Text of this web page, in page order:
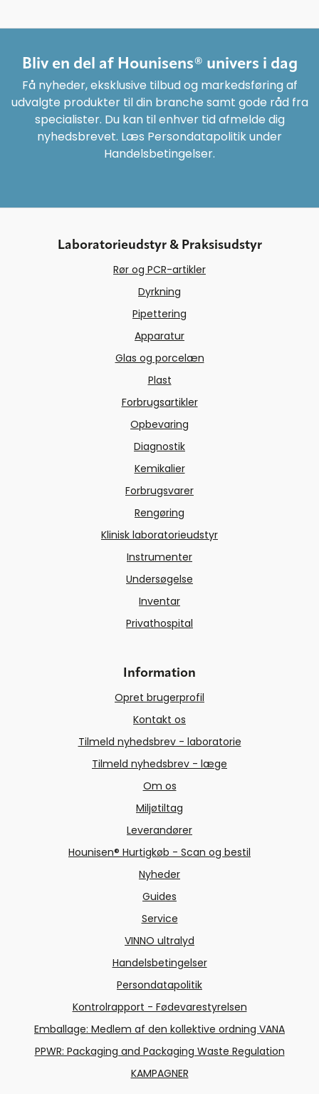
Bliv en del af Hounisens® univers i dag
Få nyheder, eksklusive tilbud og markedsføring af
udvalgte produkter til din branche samt gode råd fra
specialister. Du kan til enhver tid afmelde dig
nyhedsbrevet. Læs Persondatapolitik under
Handelsbetingelser.
Laboratorieudstyr & Praksisudstyr
Rør og PCR-artikler
Dyrkning
Pipettering
Apparatur
Glas og porcelæn
Plast
Forbrugsartikler
Opbevaring
Diagnostik
Kemikalier
Forbrugsvarer
Rengøring
Klinisk laboratorieudstyr
Instrumenter
Undersøgelse
Inventar
Privathospital
Information
Opret brugerprofil
Kontakt os
Tilmeld nyhedsbrev - laboratorie
Tilmeld nyhedsbrev - læge
Om os
Miljøtiltag
Leverandører
Hounisen® Hurtigkøb - Scan og bestil
Nyheder
Guides
Service
VINNO ultralyd
Handelsbetingelser
Persondatapolitik
Kontrolrapport - Fødevarestyrelsen
Emballage: Medlem af den kollektive ordning VANA
PPWR: Packaging and Packaging Waste Regulation
KAMPAGNER